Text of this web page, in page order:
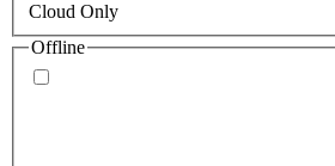
Cloud Only
Offline